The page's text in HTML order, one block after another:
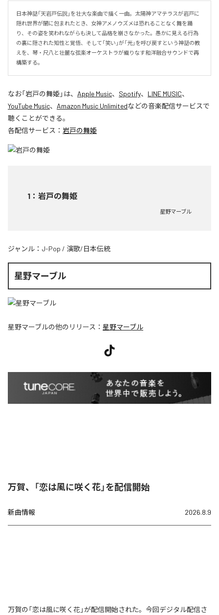
日本神話「天岩戸伝説」を壮大な楽曲で描く一曲。太陽神アマテラスが岩戸に
隠れ世界が闇に包まれたとき、女神アメノウズメは恐れることなく舞を踊
り、その姿を笑われながらも決して品格を崩さなかった。愚かに見える行為
の裏に隠された知性と覚悟、そして「笑い」が「光」を呼び戻すという神話の教
えを、琴・尺八と壮麗な弦楽オーケストラが織りなす和洋融合サウンドで再
構築する。
なお「岩戸の舞姫 」は、 Apple Music、 Spotify、 LINE MUSIC、
YouTube Music、 Amazon Music Unlimitedなどの音楽配信サービスで
聴くことができる。
各配信サービス： 岩戸の舞姫
1 ： 岩戸の舞姫
星野マーブル
ジャンル： J-Pop / 演歌/日本伝統
星野マーブル
星野マーブルの他のリリース： 星野マーブル
万賀、「恋は風に咲く花」を配信開始
新曲情報 2026.8.9
万賀の「恋は風に咲く花」が配信開始された。今回デジタル配信さ